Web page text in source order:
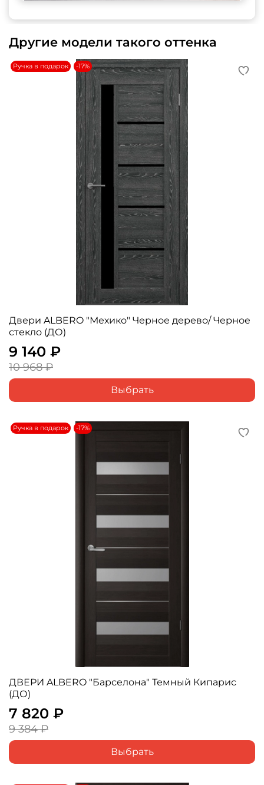
Другие модели такого оттенка
Ручка в подарок -17%
Двери ALBERO "Мехико" Черное дерево/ Черное
стекло (ДО)
9 140 ₽
10 968 ₽
Выбрать
Ручка в подарок -17%
ДВЕРИ ALBERO "Барселона" Темный Кипарис
(ДО)
7 820 ₽
9 384 ₽
Выбрать